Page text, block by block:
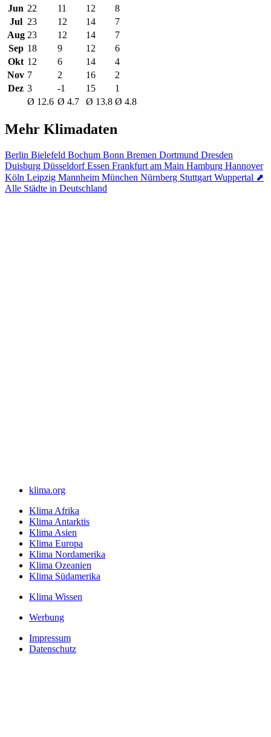
Jun 22 11 12
8
Jul 23 12 14
7
Aug 23 12 14
7
Sep 18 9 12
6
Okt 12 6 14
4
Nov 7 2 16
2
Dez 3 -1 15
1
Ø 12.6 Ø 4.7 Ø 13.8 Ø 4.8
Mehr Klimadaten
Berlin Bielefeld Bochum Bonn Bremen Dortmund Dresden
Duisburg DüsseldorfEssen Frankfurt am Main Hamburg Hannover
Köln Leipzig Mannheim München Nürnberg Stuttgart Wuppertal ⬈
Alle Städte in Deutschland
klima.org
Klima Afrika
Klima Antarktis
Klima Asien
Klima Europa
Klima Nordamerika
Klima Ozeanien
Klima Südamerika
Klima Wissen
Werbung
Impressum
Datenschutz